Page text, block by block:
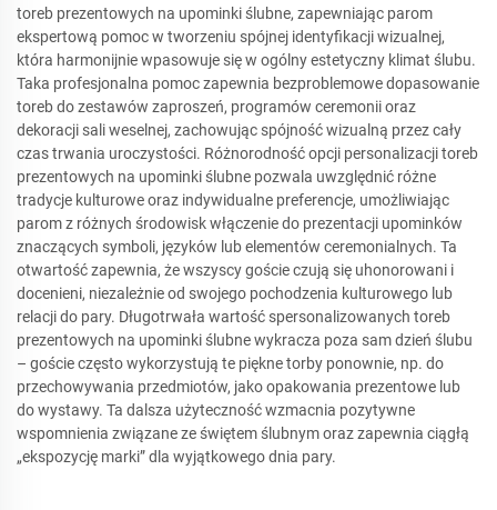
toreb prezentowych na upominki ślubne, zapewniając parom
ekspertową pomoc w tworzeniu spójnej identyfikacji wizualnej,
która harmonijnie wpasowuje się w ogólny estetyczny klimat ślubu.
Taka profesjonalna pomoc zapewnia bezproblemowe dopasowanie
toreb do zestawów zaproszeń, programów ceremonii oraz
dekoracji sali weselnej, zachowując spójność wizualną przez cały
czas trwania uroczystości. Różnorodność opcji personalizacji toreb
prezentowych na upominki ślubne pozwala uwzględnić różne
tradycje kulturowe oraz indywidualne preferencje, umożliwiając
parom z różnych środowisk włączenie do prezentacji upominków
znaczących symboli, języków lub elementów ceremonialnych. Ta
otwartość zapewnia, że wszyscy goście czują się uhonorowani i
docenieni, niezależnie od swojego pochodzenia kulturowego lub
relacji do pary. Długotrwała wartość spersonalizowanych toreb
prezentowych na upominki ślubne wykracza poza sam dzień ślubu
– goście często wykorzystują te piękne torby ponownie, np. do
przechowywania przedmiotów, jako opakowania prezentowe lub
do wystawy. Ta dalsza użyteczność wzmacnia pozytywne
wspomnienia związane ze świętem ślubnym oraz zapewnia ciągłą
„ekspozycję marki” dla wyjątkowego dnia pary.